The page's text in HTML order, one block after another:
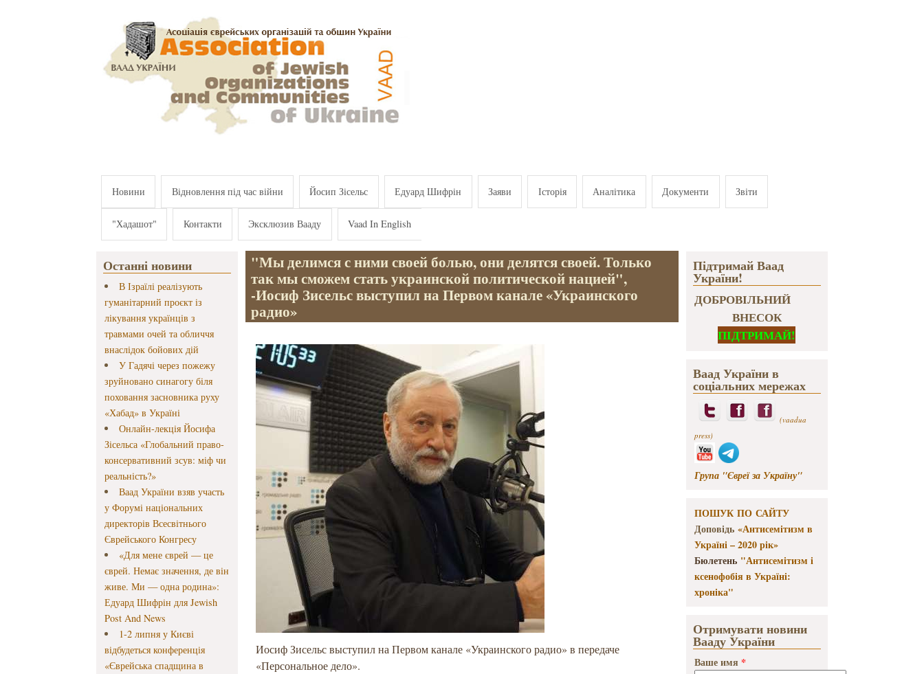
Новини Відновлення під час війни Йосип Зісельс Едуард Шифрін Заяви Історія Аналітика Документи Звіти
"Хадашот" Контакти Эксклюзив Вааду Vaad In English
Останні новини
В Ізраїлі реалізують
гуманітарний проєкт із
лікування українців з
травмами очей та обличчя
внаслідок бойових дій
У Гадячі через пожежу
зруйновано синагогу біля
поховання засновника руху
«Хабад» в Україні
Онлайн-лекція Йосифа
Зісельса «Глобальний право-
консервативний зсув: міф чи
реальність?»
Ваад України взяв участь
у Форумі національних
директорів Всесвітнього
Єврейського Конгресу
«Для мене єврей — це
єврей. Немає значення, де він
живе. Ми — одна родина»:
Едуард Шифрін для Jewish
Post And News
1-2 липня у Києві
відбудеться конференція
«Єврейська спадщина в
"Мы делимся с ними своей болью, они делятся своей. Только
так мы сможем стать украинской политической нацией",
-Иосиф Зисельс выступил на Первом канале «Украинского
радио»
Иосиф Зисельс выступил на Первом канале «Украинского радио» в передаче
«Персональное дело».
Підтримай Ваад
України!
ДОБРОВІЛЬНИЙ
ВНЕСОК
ПІДТРИМАЙ!
Ваад України в
соціальних мережах
(vaadua
press)
Група "Євреї за Україну"
ПОШУК ПО САЙТУ
Доповідь «Антисемітизм в
Україні – 2020 рік»
Бюлетень "Антисемітизм і
ксенофобія в Україні:
хроніка"
Отримувати новини
Вааду України
Ваше имя *